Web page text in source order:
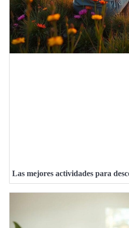
Las mejores actividades para